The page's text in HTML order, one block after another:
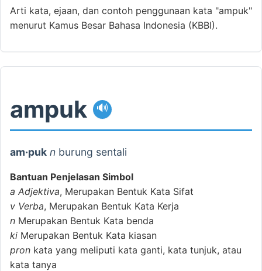
Arti kata, ejaan, dan contoh penggunaan kata "ampuk"
menurut Kamus Besar Bahasa Indonesia (KBBI).
ampuk 🔊
am·puk n burung sentali
Bantuan Penjelasan Simbol
a Adjektiva, Merupakan Bentuk Kata Sifat
v Verba, Merupakan Bentuk Kata Kerja
n Merupakan Bentuk Kata benda
ki Merupakan Bentuk Kata kiasan
pron kata yang meliputi kata ganti, kata tunjuk, atau
kata tanya